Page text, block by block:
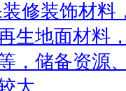
修装饰材料
生地面材料
，储备资源
大